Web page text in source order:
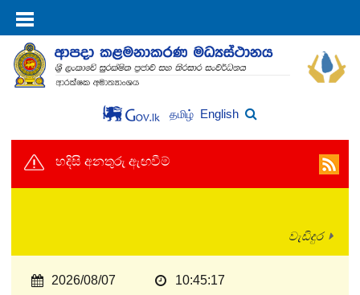
தமிழ் English
හදිසි අනතුරු ඇඟවීම්
වැඩිදුර
2026/08/07 10:45:17